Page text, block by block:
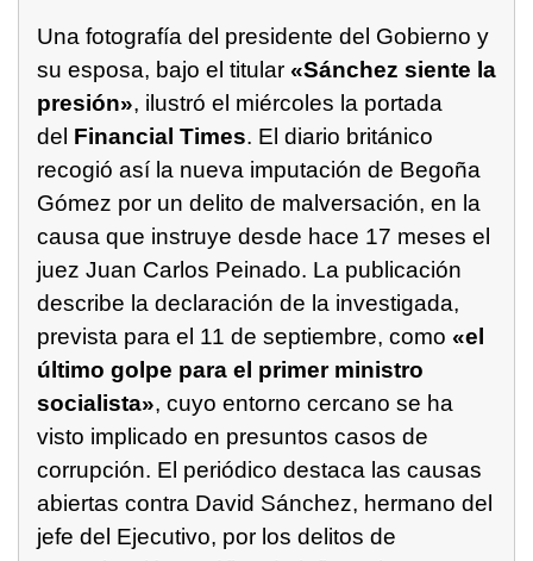
Una fotografía del presidente del Gobierno y
su esposa, bajo el titular «Sánchez siente la
presión», ilustró el miércoles la portada
del Financial Times. El diario británico
recogió así la nueva imputación de Begoña
Gómez por un delito de malversación, en la
causa que instruye desde hace 17 meses el
juez Juan Carlos Peinado. La publicación
describe la declaración de la investigada,
prevista para el 11 de septiembre, como «el
último golpe para el primer ministro
socialista», cuyo entorno cercano se ha
visto implicado en presuntos casos de
corrupción. El periódico destaca las causas
abiertas contra David Sánchez, hermano del
jefe del Ejecutivo, por los delitos de